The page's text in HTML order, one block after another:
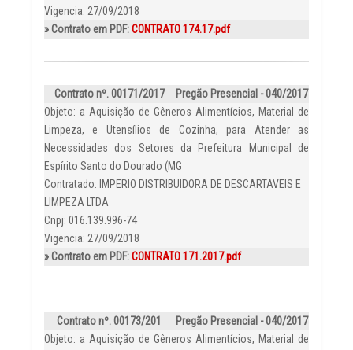
Vigencia: 27/09/2018
» Contrato em PDF:CONTRATO 174.17.pdf
Contrato nº. 00171/2017
Pregão Presencial - 040/2017
Objeto: a Aquisição de Gêneros Alimentícios, Material de
Limpeza, e Utensílios de Cozinha, para Atender as
Necessidades dos Setores da Prefeitura Municipal de
Espírito Santo do Dourado (MG
Contratado: IMPERIO DISTRIBUIDORA DE DESCARTAVEIS E
LIMPEZA LTDA
Cnpj: 016.139.996-74
Vigencia: 27/09/2018
» Contrato em PDF:CONTRATO 171.2017.pdf
Contrato nº. 00173/201
Pregão Presencial - 040/2017
Objeto: a Aquisição de Gêneros Alimentícios, Material de